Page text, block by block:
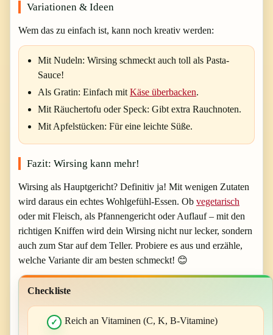
Variationen & Ideen
Wem das zu einfach ist, kann noch kreativ werden:
Mit Nudeln: Wirsing schmeckt auch toll als Pasta-
Sauce!
Als Gratin: Einfach mit Käse überbacken.
Mit Räuchertofu oder Speck: Gibt extra Rauchnoten.
Mit Apfelstücken: Für eine leichte Süße.
Fazit: Wirsing kann mehr!
Wirsing als Hauptgericht? Definitiv ja! Mit wenigen Zutaten
wird daraus ein echtes Wohlgefühl-Essen. Ob vegetarisch
oder mit Fleisch, als Pfannengericht oder Auflauf – mit den
richtigen Kniffen wird dein Wirsing nicht nur lecker, sondern
auch zum Star auf dem Teller. Probiere es aus und erzähle,
welche Variante dir am besten schmeckt! 😊
Checkliste
Reich an Vitaminen (C, K, B-Vitamine)